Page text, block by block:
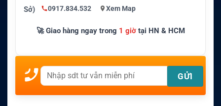
Sở) 0917.834.532 Xem Map
🚀 Giao hàng ngay trong 1 giờtại HN & HCM